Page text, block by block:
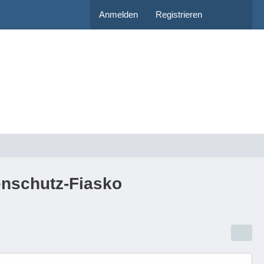
Anmelden Registrieren
Fiasko​